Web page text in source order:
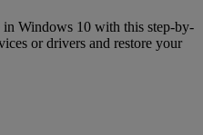
Windows 10 with this step-by-
or drivers and restore your